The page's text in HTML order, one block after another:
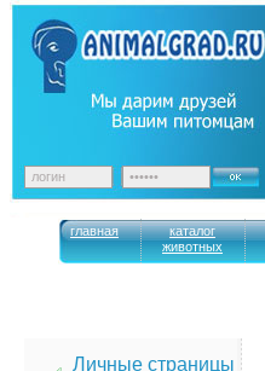
главная
каталог
животных
Личные страницы